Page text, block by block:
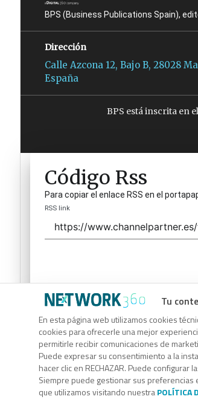
Tu
En esta página web utilizamos cookies
cookies para ofrecerle una mejor
permitirle recibir comunicaciones de
Puede expresar su consentimiento a la
hacer clic en RECHAZAR. Puede configurar
Siempre puede gestionar sus preferencias
que utilizamos visitando nuestraPOLÍTICA
BPS (Business Publications Spain),
Dirección
Calle Azcona 12, Bajo B, 28028
España
BPS está inscrita en
Código Rss
Para copiar el enlace RSS en el
RSS link
Código Rss
Para copiar el enlace RSS en el